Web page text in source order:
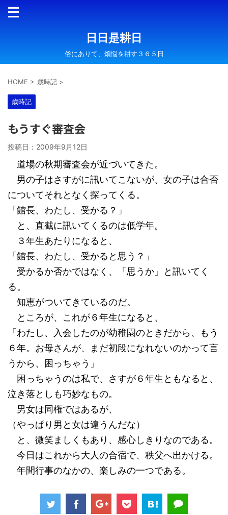
日日是耕日
俗にありて、煩悩を耕す３６５日
HOME > 歳時記 >
歳時記
もうすぐ審査会
投稿日： 2009年9月12日
道場の秋期審査会が近づいてきた。
男の子はさすがに訊いてこないが、女の子は合否
についてそれとなく探ってくる。
「館長、わたし、受かる？」
と、直截に訊いてくるのは低学年。
３年生あたりになると、
「館長、わたし、受かると思う？」
受かるか否かではなく、「思うか」と訊いてく
る。
知恵がついてきているのだ。
ところが、これが６年生になると、
「わたし、入会したのが幼稚園のときだから、もう
６年。お母さんが、まだ初段になれないのかって言
うから、困っちゃう」
困っちゃうのは私で、さすが６年生ともなると、
泣き落としも巧妙なもの。
男女は同権ではあるが、
（やっぱり男と女は違うんだな）
と、微笑ましくもあり、感心しきりなのである。
今日はこれから大人の合宿で、秩父へ出かける。
年間行事のなかの、楽しみの一つである。